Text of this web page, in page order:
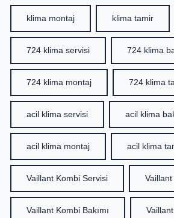
klima montaj klima tamir
724 klima servisi 724 klima
724 klima montaj 724 klima
acil klima servisi acil klima
acil klima montaj acil klima
Vaillant Kombi Servisi Vaillant
Vaillant Kombi Bakımı